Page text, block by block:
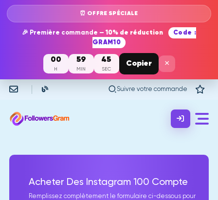
⏰ OFFRE SPÉCIALE
🎉 Première commande — 10% de réduction
Code :
GRAM10
00
H
59
MIN
45
SEC
Copier ×
Suivre votre commande
Acheter Des Instagram 100 Compte
Remplissez complètement le formulaire ci-dessous pour